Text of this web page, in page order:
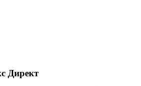
Директ